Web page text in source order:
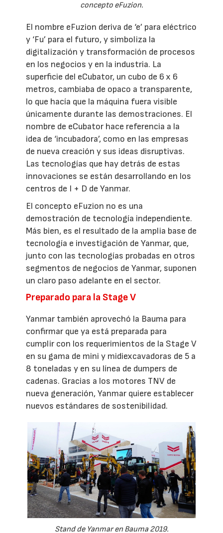
concepto eFuzion.
El nombre eFuzion deriva de ‘e’ para eléctrico
y ‘Fu’ para el futuro, y simboliza la
digitalización y transformación de procesos
en los negocios y en la industria. La
superficie del eCubator, un cubo de 6 x 6
metros, cambiaba de opaco a transparente,
lo que hacía que la máquina fuera visible
únicamente durante las demostraciones. El
nombre de eCubator hace referencia a la
idea de ‘incubadora’, como en las empresas
de nueva creación y sus ideas disruptivas.
Las tecnologías que hay detrás de estas
innovaciones se están desarrollando en los
centros de I + D de Yanmar.
El concepto eFuzion no es una
demostración de tecnología independiente.
Más bien, es el resultado de la amplia base de
tecnología e investigación de Yanmar, que,
junto con las tecnologías probadas en otros
segmentos de negocios de Yanmar, suponen
un claro paso adelante en el sector.
Preparado para la Stage V
Yanmar también aprovechó la Bauma para
confirmar que ya está preparada para
cumplir con los requerimientos de la Stage V
en su gama de mini y midiexcavadoras de 5 a
8 toneladas y en su línea de dumpers de
cadenas. Gracias a los motores TNV de
nueva generación, Yanmar quiere establecer
nuevos estándares de sostenibilidad.
Stand de Yanmar en Bauma 2019.